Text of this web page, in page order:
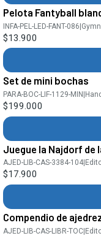
Pelota Fantyball
INFA-PEL-LED-FANT-086|
$13.900
Set de mini bochas
PARA-BOC-LIF-1129-MIN
$199.000
Juegue la Najdorf de
AJED-LIB-CAS-3384-104
$17.900
Compendio de
AJED-LIB-CAS-LIBR-TOC|